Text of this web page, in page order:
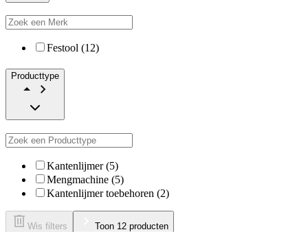
Festool (12)
Producttype
Kantenlijmer (5)
Mengmachine (5)
Kantenlijmer toebehoren (2)
Wis filters Toon 12 producten